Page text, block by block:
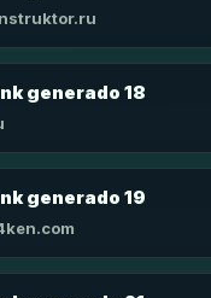
generado 18
generado 19